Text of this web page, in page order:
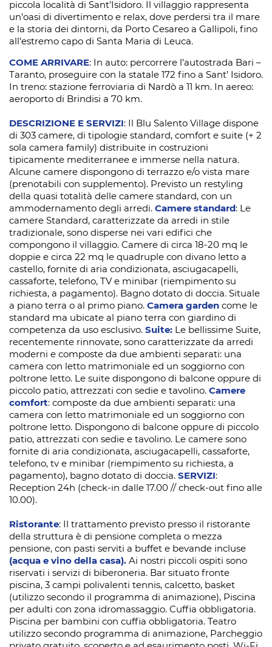
piccola località di Sant’Isidoro. Il villaggio rappresenta
un’oasi di divertimento e relax, dove perdersi tra il mare
e la storia dei dintorni, da Porto Cesareo a Gallipoli, fino
all’estremo capo di Santa Maria di Leuca.
COME ARRIVARE: In auto: percorrere l’autostrada Bari –
Taranto, proseguire con la statale 172 fino a Sant’ Isidoro.
In treno: stazione ferroviaria di Nardò a 11 km. In aereo:
aeroporto di Brindisi a 70 km.
DESCRIZIONE E SERVIZI : Il Blu Salento Village dispone
di 303 camere, di tipologie standard, comfort e suite (+ 2
sola camera family) distribuite in costruzioni
tipicamente mediterranee e immerse nella natura.
Alcune camere dispongono di terrazzo e/o vista mare
(prenotabili con supplemento). Previsto un restyling
della quasi totalità delle camere standard, con un
ammodernamento degli arredi. Camere standard : Le
camere Standard, caratterizzate da arredi in stile
tradizionale, sono disperse nei vari edifici che
compongono il villaggio. Camere di circa 18-20 mq le
doppie e circa 22 mq le quadruple con divano letto a
castello, fornite di aria condizionata, asciugacapelli,
cassaforte, telefono, TV e minibar (riempimento su
richiesta, a pagamento). Bagno dotato di doccia. Situale
a piano terra o al primo piano. Camera garden come le
standard ma ubicate al piano terra con giardino di
competenza da uso esclusivo. Suite: Le bellissime Suite,
recentemente rinnovate, sono caratterizzate da arredi
moderni e composte da due ambienti separati: una
camera con letto matrimoniale ed un soggiorno con
poltrone letto. Le suite dispongono di balcone oppure di
piccolo patio, attrezzati con sedie e tavolino. Camere
comfort: composte da due ambienti separati: una
camera con letto matrimoniale ed un soggiorno con
poltrone letto. Dispongono di balcone oppure di piccolo
patio, attrezzati con sedie e tavolino. Le camere sono
fornite di aria condizionata, asciugacapelli, cassaforte,
telefono, tv e minibar (riempimento su richiesta, a
pagamento), bagno dotato di doccia. SERVIZI :
Reception 24h (check-in dalle 17.00 // check-out fino alle
10.00).
Ristorante: Il trattamento previsto presso il ristorante
della struttura è di pensione completa o mezza
pensione, con pasti serviti a buffet e bevande incluse
(acqua e vino della casa). Ai nostri piccoli ospiti sono
riservati i servizi di biberoneria. Bar situato fronte
piscina, 3 campi polivalenti tennis, calcetto, basket
(utilizzo secondo il programma di animazione), Piscina
per adulti con zona idromassaggio. Cuffia obbligatoria.
Piscina per bambini con cuffia obbligatoria. Teatro
utilizzo secondo programma di animazione, Parcheggio